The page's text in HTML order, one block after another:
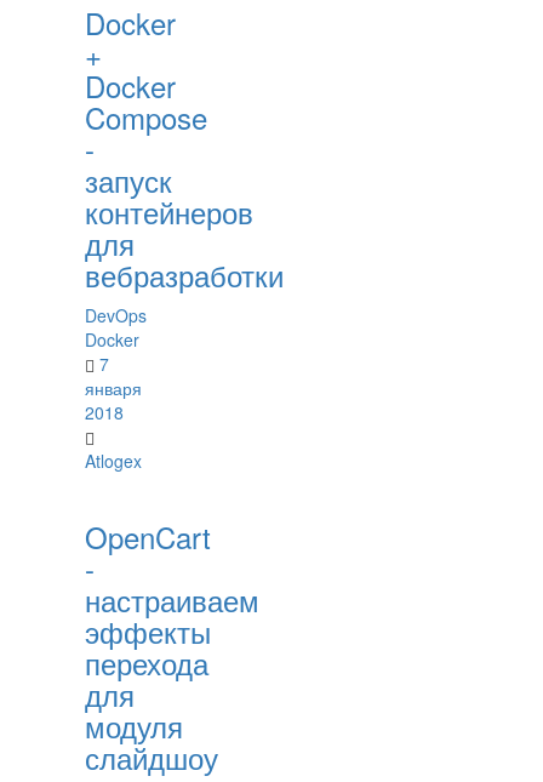
Docker
+
Docker
Compose
-
запуск
контейнеров
для
вебразработки
DevOps
Docker
7
января
2018
Atlogex
OpenCart
-
настраиваем
эффекты
перехода
для
модуля
слайдшоу